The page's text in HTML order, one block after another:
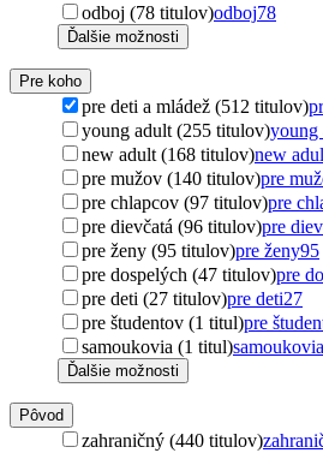
odboj (78 titulov)odboj78
Ďalšie možnosti
Pre koho
pre deti a mládež (512 titulov)
young adult (255 titulov)young
new adult (168 titulov)new
pre mužov (140 titulov)pre
pre chlapcov (97 titulov)pre
pre dievčatá (96 titulov)pre
pre ženy (95 titulov)pre ženy95
pre dospelých (47 titulov)pre
pre deti (27 titulov)pre deti27
pre študentov (1 titul)pre
samoukovia (1 titul)samoukovia
Ďalšie možnosti
Pôvod
zahraničný (440 titulov)